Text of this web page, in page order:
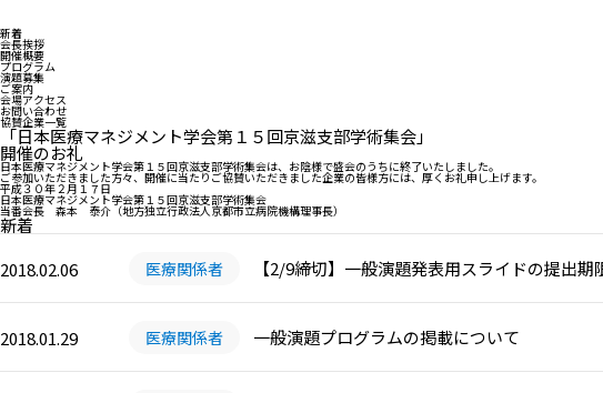
新着
会長挨拶
開催概要
プログラム
演題募集
ご案内
会場アクセス
お問い合わせ
協賛企業一覧
「日本医療マネジメント学会第１５回京滋支部学術集会」
開催のお礼
日本医療マネジメント学会第１５回京滋支部学術集会は、お陰様で盛会のうちに終了いたしました。
ご参加いただきました方々、開催に当たりご協賛いただきました企業の皆様方には、厚くお礼申し上げます。
平成３０年２月１７日
日本医療マネジメント学会第１５回京滋支部学術集会
当番会長 森本 泰介（地方独立行政法人京都市立病院機構理事長）
新着
2018.02.06
医療関係者 【2/9締切】一般演題発表用スライドの提出期
2018.01.29 医療関係者 一般演題プログラムの掲載について